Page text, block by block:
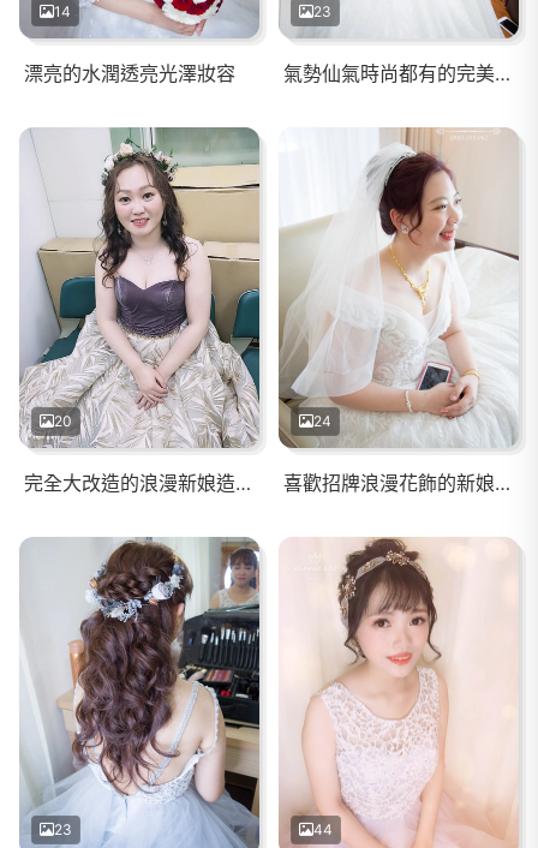
14
漂亮的水潤透亮光澤妝容
23
氣勢仙氣時尚都有的完美新娘
20
完全大改造的浪漫新娘造型(台南)
24
喜歡招牌浪漫花飾的新娘(台南長榮酒店)
23 44